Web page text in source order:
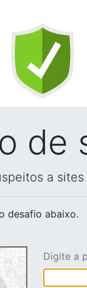
de
a
desafio abaixo.
Digite a